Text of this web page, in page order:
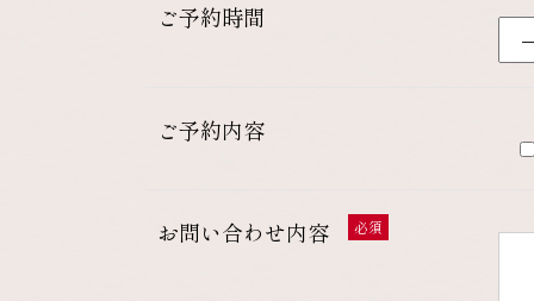
ご予約時間
ご予約内容
お問い合わせ内容 必須